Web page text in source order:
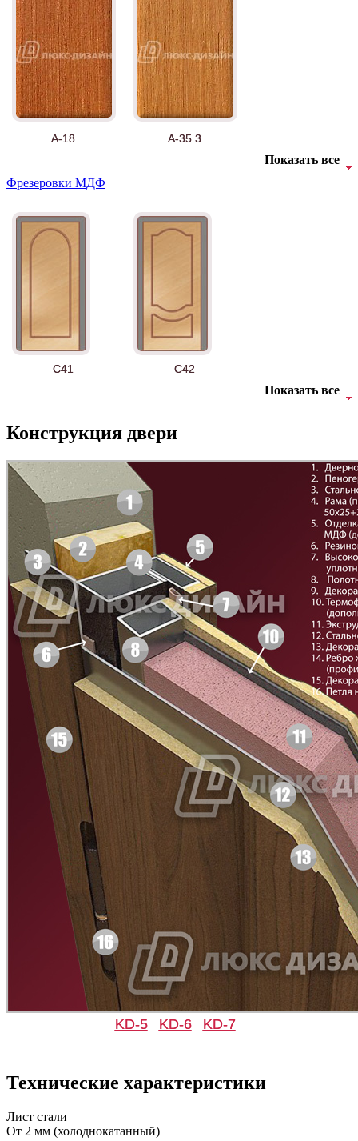
А-18 А-35 3
Б-35 3
БНТ БУК БАВАРИЯ
Д-11 Н Д-11 С
Д-11 СС
Показать все
Фрезеровки МДФ
C41 C42
C43 C44
C45 C46
C47
C49 C50
Показать все
Конструкция двери
KD-5 KD-6 KD-7
Технические характеристики
Лист стали
От 2 мм (холоднокатанный)